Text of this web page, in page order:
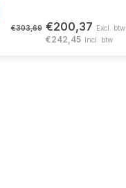
€303,69 €200,37 Excl. btw
€242,45 Incl. btw